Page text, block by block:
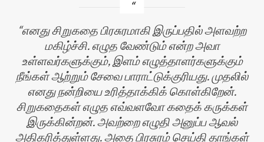
எனது சிறுகதை பிரசுரமாகி இருப்பதில் அளவற்ற
மகிழ்ச்சி. எழுத வேண்டும் என்ற அவா
உள்ளவர்களுக்கும், இளம் எழுத்தாளர்களுக்கும்
நீங்கள் ஆற்றும் சேவை பாராட்டுக்குரியது. முதலில்
எனது நன்றியை உரித்தாக்கிக் கொள்கிறேன்.
சிறுகதைகள் எழுத எவ்வளவோ கதைக் கருக்கள்
இருக்கின்றன். அவற்றை எழுதி அனுப்ப ஆவல்
அதிகரித்துள்ளது. அதை பிரசுரம் செய்தி தாங்கள்